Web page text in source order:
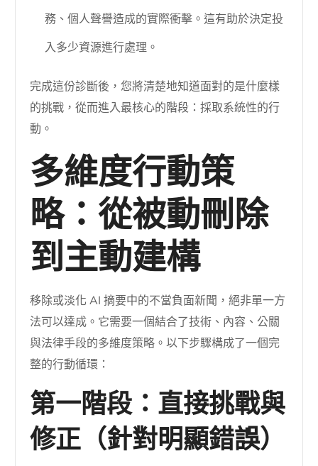
務、個人聲譽造成的實際衝擊。這有助於決定投
入多少資源進行處理。
完成這份診斷後，您將清楚地知道面對的是什麼樣
的挑戰，從而進入最核心的階段：採取系統性的行
動。
多維度行動策
略：從被動刪除
到主動建構
移除或淡化 AI 摘要中的不當負面新聞，絕非單一方
法可以達成。它需要一個結合了技術、內容、公關
與法律手段的多維度策略。以下步驟構成了一個完
整的行動循環：
第一階段：直接挑戰與
修正（針對明顯錯誤）